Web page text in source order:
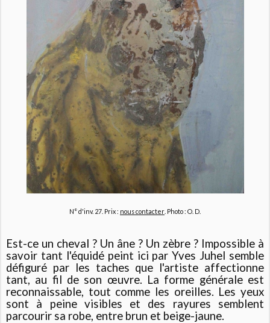
N° d'inv. 27. Prix : nous contacter . Photo : O. D.
Est-ce un cheval ? Un âne ? Un zèbre ? Impossible à
savoir tant l'équidé peint ici par Yves Juhel semble
défiguré par les taches que l'artiste affectionne
tant, au fil de son œuvre. La forme générale est
reconnaissable, tout comme les oreilles. Les yeux
sont à peine visibles et des rayures semblent
parcourir sa robe, entre brun et beige-jaune.